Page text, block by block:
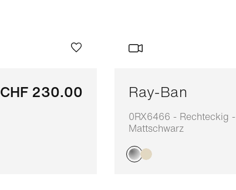
CHF 230.00 Ray-Ban
0RX6466 - Rechteckig -
Mattschwarz